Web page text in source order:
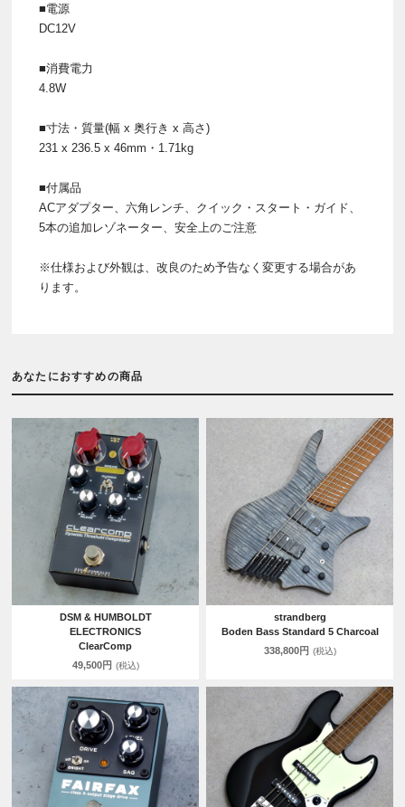
■電源
DC12V
■消費電力
4.8W
■寸法・質量(幅 x 奥行き x 高さ)
231 x 236.5 x 46mm・1.71kg
■付属品
ACアダプター、六角レンチ、クイック・スタート・ガイド、
5本の追加レゾネーター、安全上のご注意
※仕様および外観は、改良のため予告なく変更する場合があ
ります。
あなたにおすすめの商品
DSM & HUMBOLDT
ELECTRONICS
ClearComp
49,500円 (税込)
strandberg
Boden Bass Standard 5 Charcoal
338,800円 (税込)